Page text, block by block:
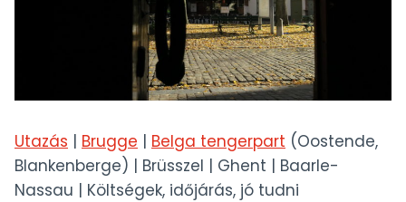
Utazás | Brugge | Belga tengerpart (Oostende,
Blankenberge) | Brüsszel | Ghent | Baarle-
Nassau | Költségek, időjárás, jó tudni